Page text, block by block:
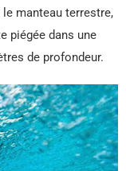
manteau terrestre,
piégée dans une
de profondeur.